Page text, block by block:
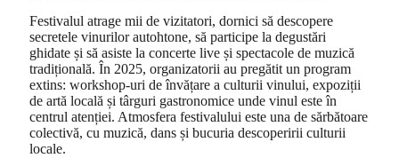
Festivalul atrage mii de vizitatori, dornici să descopere
secretele vinurilor autohtone, să participe la degustări
ghidate și să asiste la concerte live și spectacole de muzică
tradițională. În 2025, organizatorii au pregătit un program
extins: workshop-uri de învățare a culturii vinului, expoziții
de artă locală și târguri gastronomice unde vinul este în
centrul atenției. Atmosfera festivalului este una de sărbătoare
colectivă, cu muzică, dans și bucuria descoperirii culturii
locale.